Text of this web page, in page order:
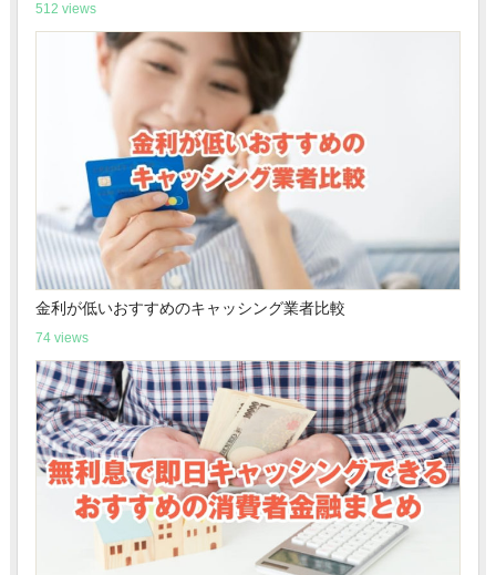
512 views
金利が低いおすすめのキャッシング業者比較
74 views